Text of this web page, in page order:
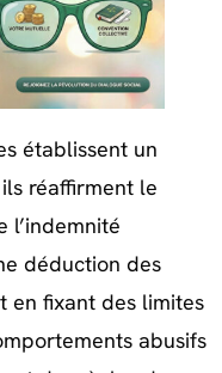
établissent un
réaffirment le
l’indemnité
déduction des
en fixant des limites
abusifs